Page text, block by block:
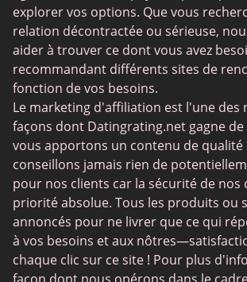
Rencontres trans
Sites de rencontre senior
MyLOL
Rencontres gay
Rencontres lesbiennes
Sites de rencontres bouddhistes
SugarDaddyMeet
LatinAmericanCupid
CatholicMatch
explorer vos options. Que vous
relation décontractée ou sérieuse,
aider à trouver ce dont vous avez
recommandant différents sites de
fonction de vos besoins.
Le marketing d'affiliation est l'une des
façons dont Datingrating.net gagne
vous apportons un contenu de qualité
conseillons jamais rien de
pour nos clients car la sécurité de nos
priorité absolue. Tous les produits ou
annoncés pour ne livrer que ce qui
à vos besoins et aux
chaque clic sur ce site ! Pour plus